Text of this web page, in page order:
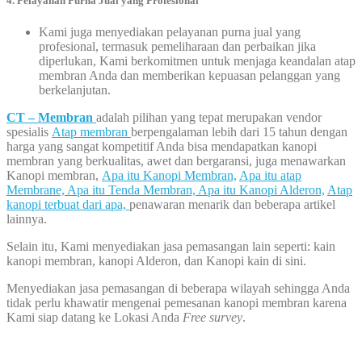
Kami juga menyediakan pelayanan purna jual yang
profesional, termasuk pemeliharaan dan perbaikan jika
diperlukan, Kami berkomitmen untuk menjaga keandalan atap
membran Anda dan memberikan kepuasan pelanggan yang
berkelanjutan.
CT – Membran adalah pilihan yang tepat merupakan vendor
spesialis Atap membran berpengalaman lebih dari 15 tahun dengan
harga yang sangat kompetitif Anda bisa mendapatkan kanopi
membran yang berkualitas, awet dan bergaransi, juga menawarkan
Kanopi membran, Apa itu Kanopi Membran, Apa itu atap
Membrane, Apa itu Tenda Membran, Apa itu Kanopi Alderon, Atap
kanopi terbuat dari apa, penawaran menarik dan beberapa artikel
lainnya.
Selain itu, Kami menyediakan jasa pemasangan lain seperti: kain
kanopi membran, kanopi Alderon, dan Kanopi kain di sini.
Menyediakan jasa pemasangan di beberapa wilayah sehingga Anda
tidak perlu khawatir mengenai pemesanan kanopi membran karena
Kami siap datang ke Lokasi Anda Free survey.